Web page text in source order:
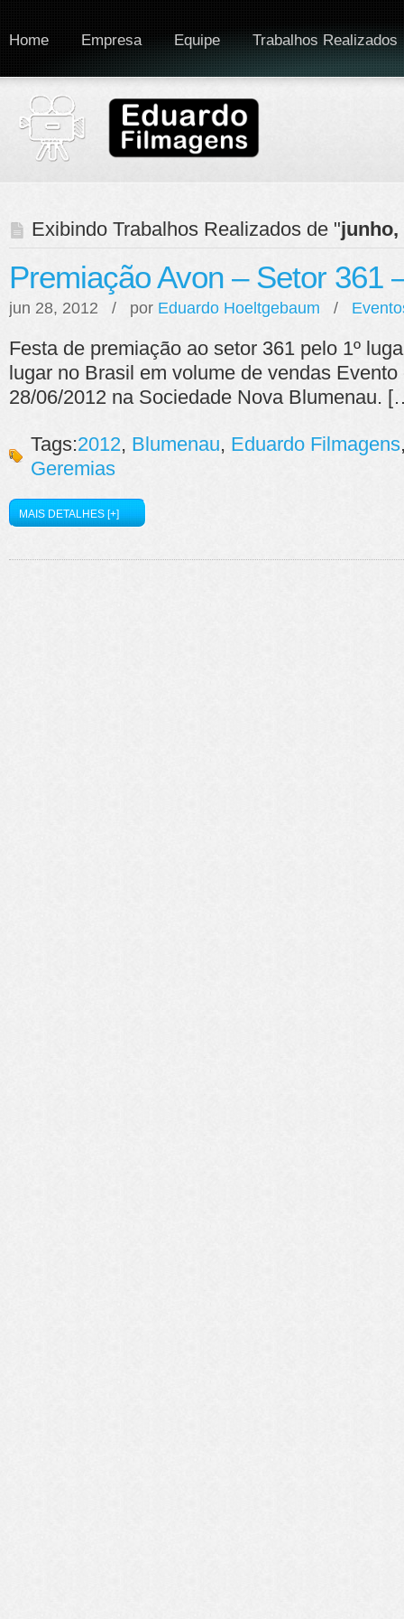
Home Empresa Equipe Trabalhos Realizados
Exibindo Trabalhos Realizados de "junho,
Premiação Avon – Setor 361
jun 28, 2012 / por Eduardo Hoeltgebaum /
Festa de premiação ao setor 361 pelo 1º
lugar no Brasil em volume de vendas
28/06/2012 na Sociedade Nova Blumenau.
Tags:2012, Blumenau, Eduardo Filmagens
Geremias
MAIS DETALHES [+]